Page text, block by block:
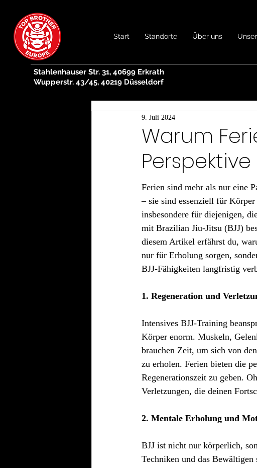
Stahlenhauser Str. 31, 40699 Erkrath
Wupperstr. 43/45, 40219 Düsseldorf
Start Standorte Über uns
Warum
9. Juli 2024
Ferien sind mehr als nur eine
– sie sind essenziell für
insbesondere für diejenigen,
mit Brazilian Jiu-Jitsu (BJJ)
diesem Artikel erfährst du,
nur für Erholung sorgen,
BJJ-Fähigkeiten langfristig
1. Regeneration und
Intensives BJJ-Training
Körper enorm. Muskeln,
brauchen Zeit, um sich von
zu erholen. Ferien bieten die
Regenerationszeit zu geben.
Verletzungen, die deinen
2. Mentale Erholung und
BJJ ist nicht nur körperlich,
Techniken und das